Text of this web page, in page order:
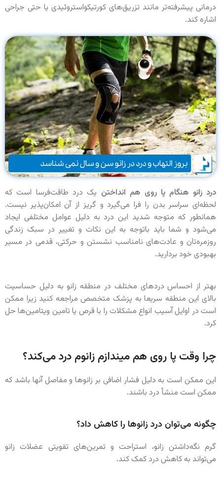
درمانی پیشرفته‌تر مانند تزریق‌های کورتیکواستروئیدی یا حتی جراحی
اشاره کند.
درد زانو هنگام پا روی هم انداختن یک درد طاقت‌فرسا است که
لحظه‌ای سراسر بدن را فرا می‌گیرد و گریز از آن امکان‌پذیر نیست.
همانطور که متوجه شدید این درد به دلیل عوامل مختلفی ایجاد
می‌شود و شما باید باتوجه به این نکات و تغییر در سبک زندگی
روزمره‌تان و عادت‌های نامناسب نشستن و حرکتی، قدمی در مسیر
بهبودی خود بردارید.
بهتر از احساس دردهای مختلف در منطقه زانو به دلیل حساسیت
بالای این منطقه سریعا به پزشک متخصص مراجعه کنید زیرا ممکن
است در اوایل آسیب انواع مشکلات را با قرص یا تامین ویتامین‌ها حل
کرد.
چرا وقت پا روی هم میندازم زانوم درد می‌کند؟
این ممکن است به دلیل فشار اضافی بر زانوها و مفاصل آنها باشد که
ممکن است منشأ درد باشند.
چگونه می‌توان درد زانوها را کاهش داد؟
گرم نگه‌داشتن زانو، استراحت و تمرین‌های تقویتی عضلات زانو
می‌تواند به کاهش درد کمک کند.